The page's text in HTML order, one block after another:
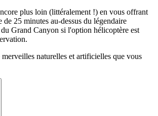
plus loin (littéralement !) en vous offrant
25 minutes au-dessus du légendaire
Grand Canyon si l'option hélicoptère est
naturelles et artificielles que vous